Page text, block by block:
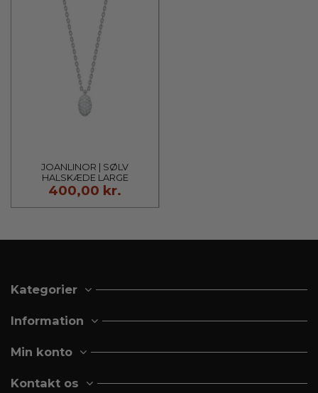
JOANLINOR | SØLV
HALSKÆDE LARGE
REBECCANOR
400,00 kr.
Kategorier
Information
Min konto
Kontakt os